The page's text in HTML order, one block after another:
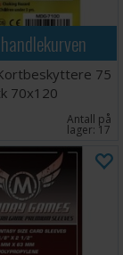
75
70x120
Antall på
lager: 17